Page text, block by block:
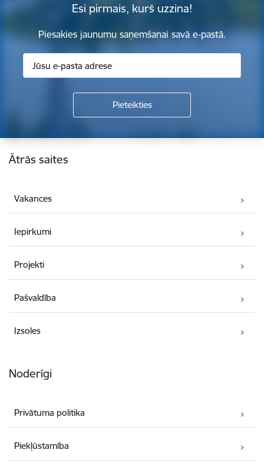
Esi pirmais, kurš uzzina!
Piesakies jaunumu saņemšanai savā e-pastā.
Kājene
Ātrās saites
Vakances
Iepirkumi
Projekti
Pašvaldība
Izsoles
Noderīgi
Privātuma politika
Piekļūstamība